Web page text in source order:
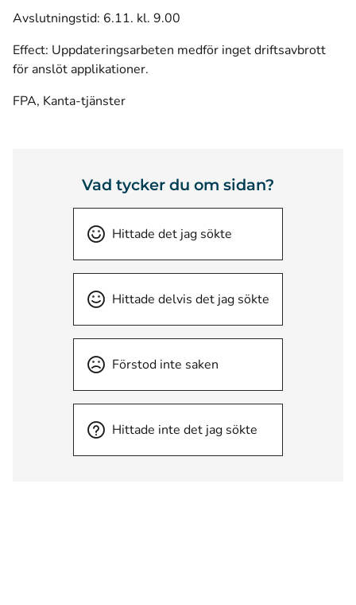
Avslutningstid: 6.11. kl. 9.00
Effect: Uppdateringsarbeten medför inget driftsavbrott
för anslöt applikationer.
FPA, Kanta-tjänster
Vad tycker du om sidan?
Hittade det jag sökte
Hittade delvis det jag sökte
Förstod inte saken
Hittade inte det jag sökte